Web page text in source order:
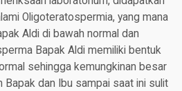
Oligoteratospermia, yang mana
Aldi di bawah normal dan
Bapak Aldi memiliki bentuk
sehingga kemungkinan besar
Bapak dan Ibu sampai saat ini sulit